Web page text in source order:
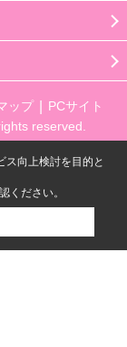
ップ
PCサイト
reserved.
ス向上検討を目的と
ください。